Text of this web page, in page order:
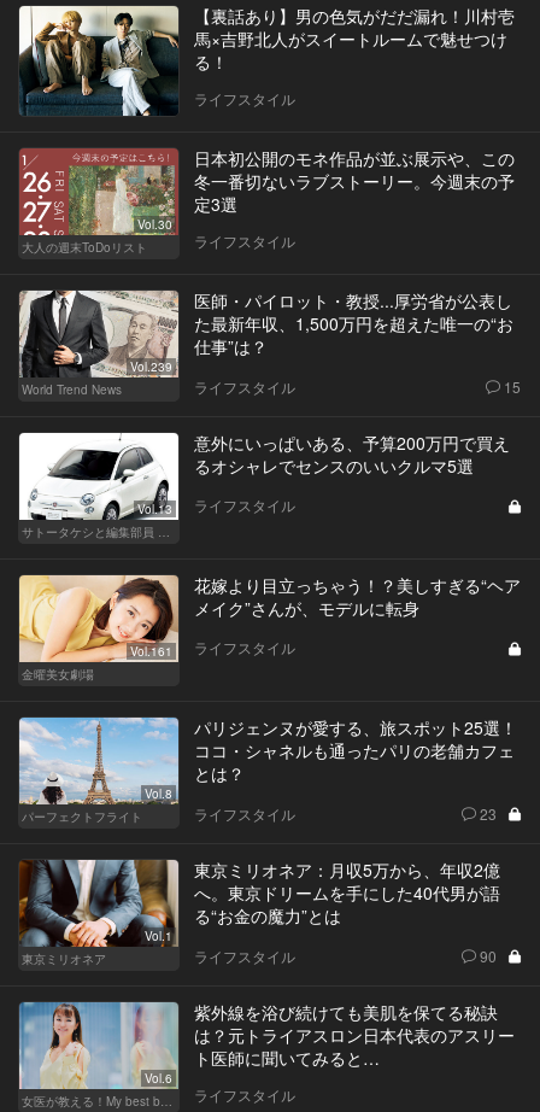
【裏話あり】男の色気がだだ漏れ！川村壱
馬×吉野北人がスイートルームで魅せつけ
る！
ライフスタイル
Vol.30
大人の週末ToDoリスト
日本初公開のモネ作品が並ぶ展示や、この
冬一番切ないラブストーリー。今週末の予
定3選
ライフスタイル
Vol.239
World Trend News
医師・パイロット・教授...厚労省が公表し
た最新年収、1,500万円を超えた唯一の“お
仕事”は？
ライフスタイル 15
Vol.13
サトータケシと編集部員 船山の"CAR GENTSへの道"
意外にいっぱいある、予算200万円で買え
るオシャレでセンスのいいクルマ5選
ライフスタイル
Vol.161
金曜美女劇場
花嫁より目立っちゃう！？美しすぎる“ヘア
メイク”さんが、モデルに転身
ライフスタイル
Vol.8
パーフェクトフライト
パリジェンヌが愛する、旅スポット25選！
ココ・シャネルも通ったパリの老舗カフェ
とは？
ライフスタイル 23
Vol.1
東京ミリオネア
東京ミリオネア：月収5万から、年収2億
へ。東京ドリームを手にした40代男が語
る“お金の魔力”とは
ライフスタイル 90
Vol.6
女医が教える！My best beauty
紫外線を浴び続けても美肌を保てる秘訣
は？元トライアスロン日本代表のアスリー
ト医師に聞いてみると…
ライフスタイル